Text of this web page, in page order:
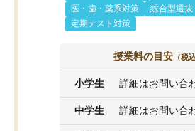
医・歯・薬系対策
総合型選
定期テスト対策
授業料の目安 （税
小学生 詳細はお問い合
中学生 詳細はお問い合